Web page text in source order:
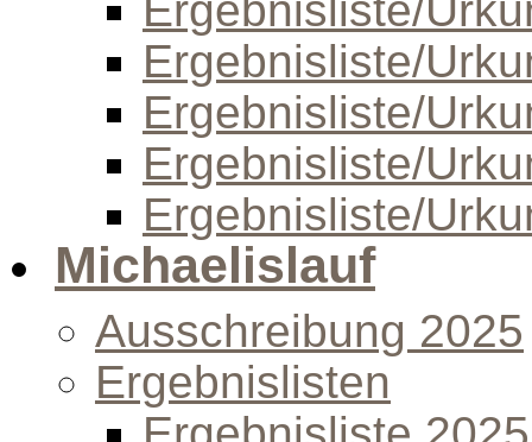
Ergebnisliste/
Ergebnisliste/
Ergebnisliste/
Ergebnisliste/
Ergebnisliste/
Michaelislauf
Ausschreibung 2025
Ergebnislisten